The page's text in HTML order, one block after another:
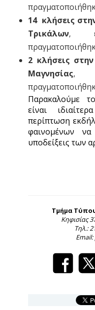
14 κλήσεις
Τρικάλων,
2 κλήσεις
Μαγνησίας,
Παρακαλούμε
είναι
περίπτωση
φαινομένων
υποδείξεις των
Τμήμα
Κηφισίας
Τηλ.: